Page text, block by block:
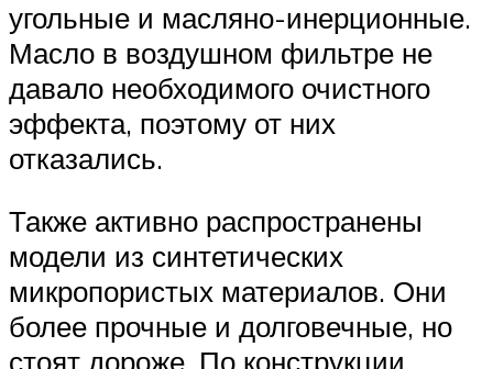
угольные и масляно-инерционные.
Масло в воздушном фильтре не
давало необходимого очистного
эффекта, поэтому от них
отказались.
Также активно распространены
модели из синтетических
микропористых материалов. Они
более прочные и долговечные, но
стоят дороже. По конструкции